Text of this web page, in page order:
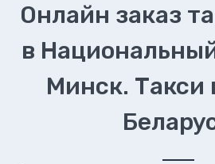
Онлайн заказ
в
Минск. Такси